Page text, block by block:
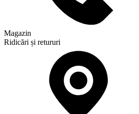
Magazin
Ridicări și retururi